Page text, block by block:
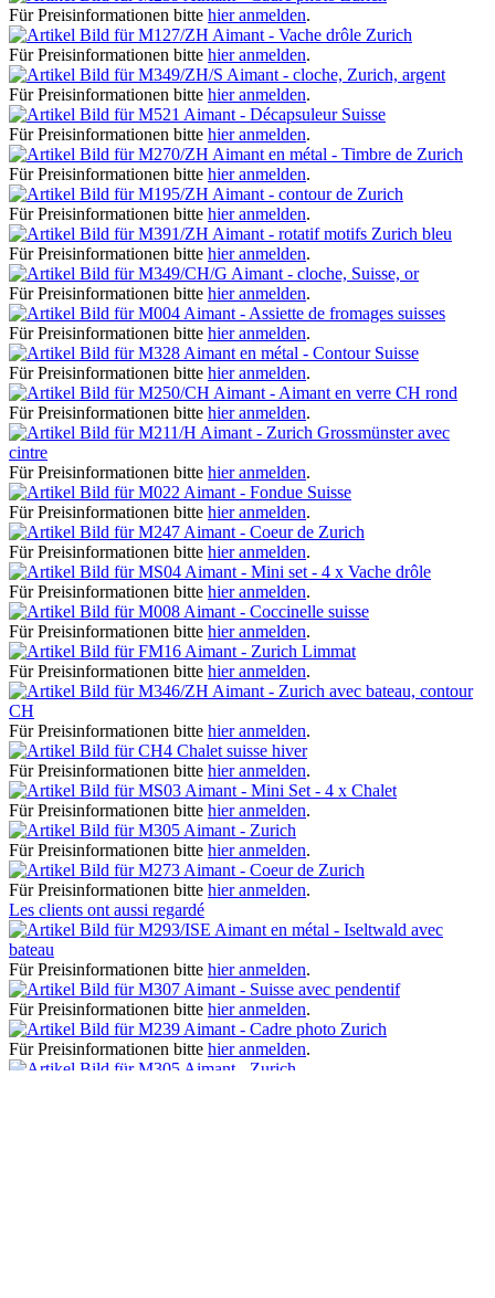
Für Preisinformationen bitte hier anmelden.
Aimant - Vache drôle Zurich
Für Preisinformationen bitte hier anmelden.
Aimant - cloche, Zurich, argent
Für Preisinformationen bitte hier anmelden.
Aimant - Décapsuleur Suisse
Für Preisinformationen bitte hier anmelden.
Aimant en métal - Timbre de Zurich
Für Preisinformationen bitte hier anmelden.
Aimant - contour de Zurich
Für Preisinformationen bitte hier anmelden.
Aimant - rotatif motifs Zurich bleu
Für Preisinformationen bitte hier anmelden.
Aimant - cloche, Suisse, or
Für Preisinformationen bitte hier anmelden.
Aimant - Assiette de fromages suisses
Für Preisinformationen bitte hier anmelden.
Aimant en métal - Contour Suisse
Für Preisinformationen bitte hier anmelden.
Aimant - Aimant en verre CH rond
Für Preisinformationen bitte hier anmelden.
Aimant - Zurich Grossmünster avec
cintre
Für Preisinformationen bitte hier anmelden.
Aimant - Fondue Suisse
Für Preisinformationen bitte hier anmelden.
Aimant - Coeur de Zurich
Für Preisinformationen bitte hier anmelden.
Aimant - Mini set - 4 x Vache drôle
Für Preisinformationen bitte hier anmelden.
Aimant - Coccinelle suisse
Für Preisinformationen bitte hier anmelden.
Aimant - Zurich Limmat
Für Preisinformationen bitte hier anmelden.
Aimant - Zurich avec bateau, contour
CH
Für Preisinformationen bitte hier anmelden.
Chalet suisse hiver
Für Preisinformationen bitte hier anmelden.
Aimant - Mini Set - 4 x Chalet
Für Preisinformationen bitte hier anmelden.
Aimant - Zurich
Für Preisinformationen bitte hier anmelden.
Aimant - Coeur de Zurich
Für Preisinformationen bitte hier anmelden.
Les clients ont aussi regardé
Aimant en métal - Iseltwald avec
bateau
Für Preisinformationen bitte hier anmelden.
Aimant - Suisse avec pendentif
Für Preisinformationen bitte hier anmelden.
Aimant - Cadre photo Zurich
Für Preisinformationen bitte hier anmelden.
Aimant - Zurich